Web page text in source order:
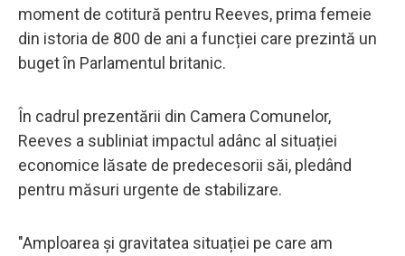
moment de cotitură pentru Reeves, prima femeie
din istoria de 800 de ani a funcției care prezintă un
buget în Parlamentul britanic.
În cadrul prezentării din Camera Comunelor,
Reeves a subliniat impactul adânc al situației
economice lăsate de predecesorii săi, pledând
pentru măsuri urgente de stabilizare.
"Amploarea și gravitatea situației pe care am